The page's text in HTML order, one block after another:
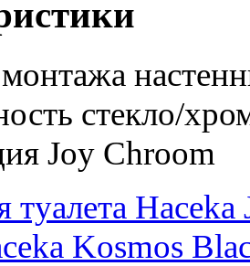
стекло/
Joy Chroom
Kosmos